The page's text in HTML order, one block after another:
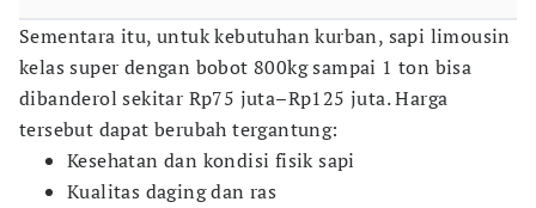
Sementara itu, untuk kebutuhan kurban, sapi limousin
kelas super dengan bobot 800kg sampai 1 ton bisa
dibanderol sekitar Rp75 juta–Rp125 juta. Harga
tersebut dapat berubah tergantung:
Kesehatan dan kondisi fisik sapi
Kualitas daging dan ras